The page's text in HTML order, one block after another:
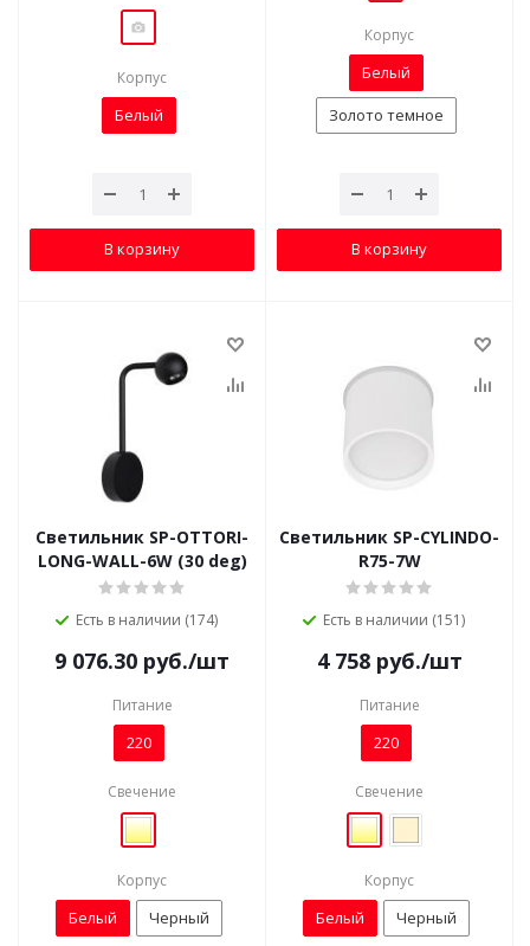
Корпус
Белый
В корзину
Корпус
Белый
Золото темное
В корзину
Светильник SP-OTTORI-
LONG-WALL-6W (30 deg)
Есть в наличии (174)
9 076.30 руб./шт
Питание
220
Свечение
Корпус
Белый Черный
Светильник SP-CYLINDO-
R75-7W
Есть в наличии (151)
4 758руб./шт
Питание
220
Свечение
Корпус
Белый Черный